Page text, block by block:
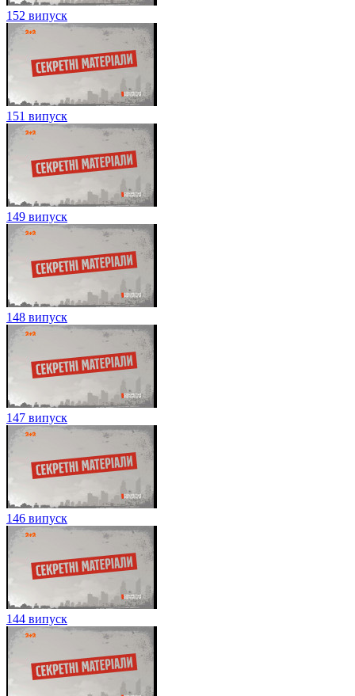
152 випуск
151 випуск
149 випуск
148 випуск
147 випуск
146 випуск
144 випуск